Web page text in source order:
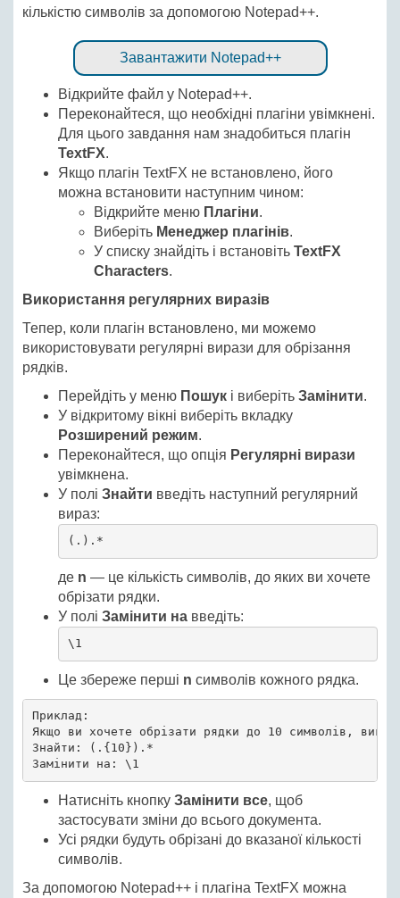
кількістю символів за допомогою Notepad++.
Завантажити Notepad++
Відкрийте файл у Notepad++.
Переконайтеся, що необхідні плагіни увімкнені.
Для цього завдання нам знадобиться плагін
TextFX.
Якщо плагін TextFX не встановлено, його
можна встановити наступним чином:
Відкрийте меню Плагіни.
Виберіть Менеджер плагінів.
У списку знайдіть і встановіть TextFX
Characters.
Використання регулярних виразів
Тепер, коли плагін встановлено, ми можемо
використовувати регулярні вирази для обрізання
рядків.
Перейдіть у меню Пошук і виберіть Замінити.
У відкритому вікні виберіть вкладку
Розширений режим.
Переконайтеся, що опція Регулярні вирази
увімкнена.
У полі Знайти введіть наступний регулярний
вираз:
(.).*
де n — це кількість символів, до яких ви хочете
обрізати рядки.
У полі Замінити на введіть:
\1
Це збереже перші n символів кожного рядка.
Приклад:
Якщо ви хочете обрізати рядки до 10 символів,
Знайти: (.{10}).*
Замінити на: \1
Натисніть кнопку Замінити все, щоб
застосувати зміни до всього документа.
Усі рядки будуть обрізані до вказаної кількості
символів.
За допомогою Notepad++ і плагіна TextFX можна